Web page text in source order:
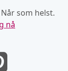
som helst.
nå